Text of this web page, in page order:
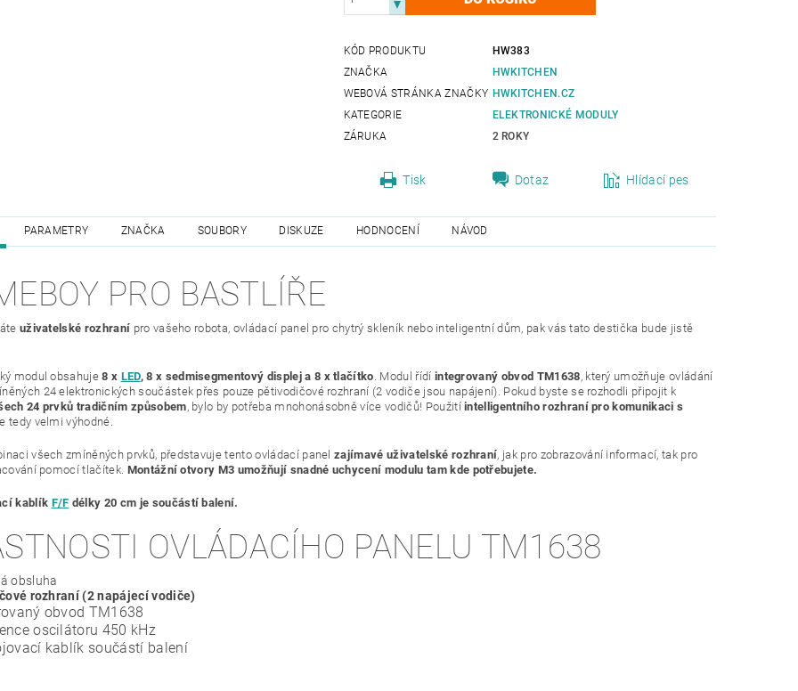
KÓD PRODUKTU
HW383
ZNAČKA
HWKITCHEN
WEBOVÁ STRÁNKA ZNAČKY HWKITCHEN.CZ
KATEGORIE
ELEKTRONICKÉ MODULY
ZÁRUKA
2 ROKY
Tisk Dotaz Hlídací pes
PARAMETRY ZNAČKA SOUBORY DISKUZE HODNOCENÍ NÁVOD
PRO BASTLÍŘE
uživatelské rozhraní pro vašeho robota, ovládací panel pro chytrý skleník nebo inteligentní dům, pak vás tato destička bude jistě
modul obsahuje8 x LED, 8 x sedmisegmentový displej a 8 x tlačítko . Modul řídí integrovaný obvod TM1638, který umožňuje ovládání
24 elektronických součástek přes pouze pětivodičové rozhraní (2 vodiče jsou napájení). Pokud byste se rozhodli připojit k
24 prvků tradičním způsobem, bylo by potřeba mnohonásobně více vodičů! Použitíintelligentního rozhraní pro komunikaci s
tedy velmi výhodné.
všech zmíněných prvků, představuje tento ovládací panelzajímavé uživatelské rozhraní, jak pro zobrazování informací, tak pro
pomocí tlačítek. Montážní otvory M3 umožňují snadné uchycení modulu tam kde potřebujete.
kablík F/F délky 20 cm je součástí balení.
OVLÁDACÍHO PANELU TM1638
obsluha
rozhraní (2 napájecí vodiče)
obvod TM1638
oscilátoru 450 kHz
kablík součástí balení